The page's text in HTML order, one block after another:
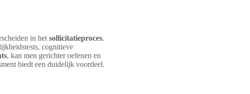
in het sollicitatieproces.
cognitieve
, kan men gerichter oefenen en
biedt een duidelijk voordeel.